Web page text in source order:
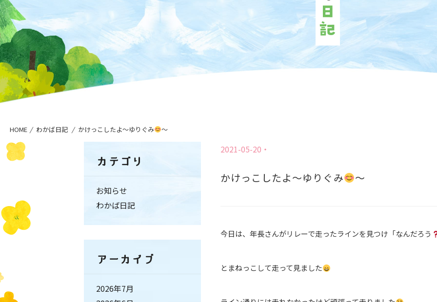
HOME わかば日記 かけっこしたよ〜ゆりぐみ 〜
2021-05-20
かけっこしたよ〜ゆりぐみ 〜
今日は、年長さんがリレーで走ったラインを見つけ「なんだろう
とまねっこして走って見ました
カテゴリ
お知らせ
わかば日記
アーカイブ
2026年7月